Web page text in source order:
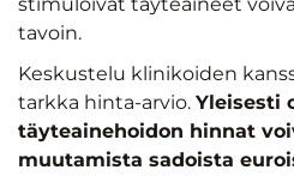
tavoin.
Keskustelu klinikoiden
tarkka hinta-arvio. Yleisesti
täyteainehoidon hinnat
muutamista sadoista